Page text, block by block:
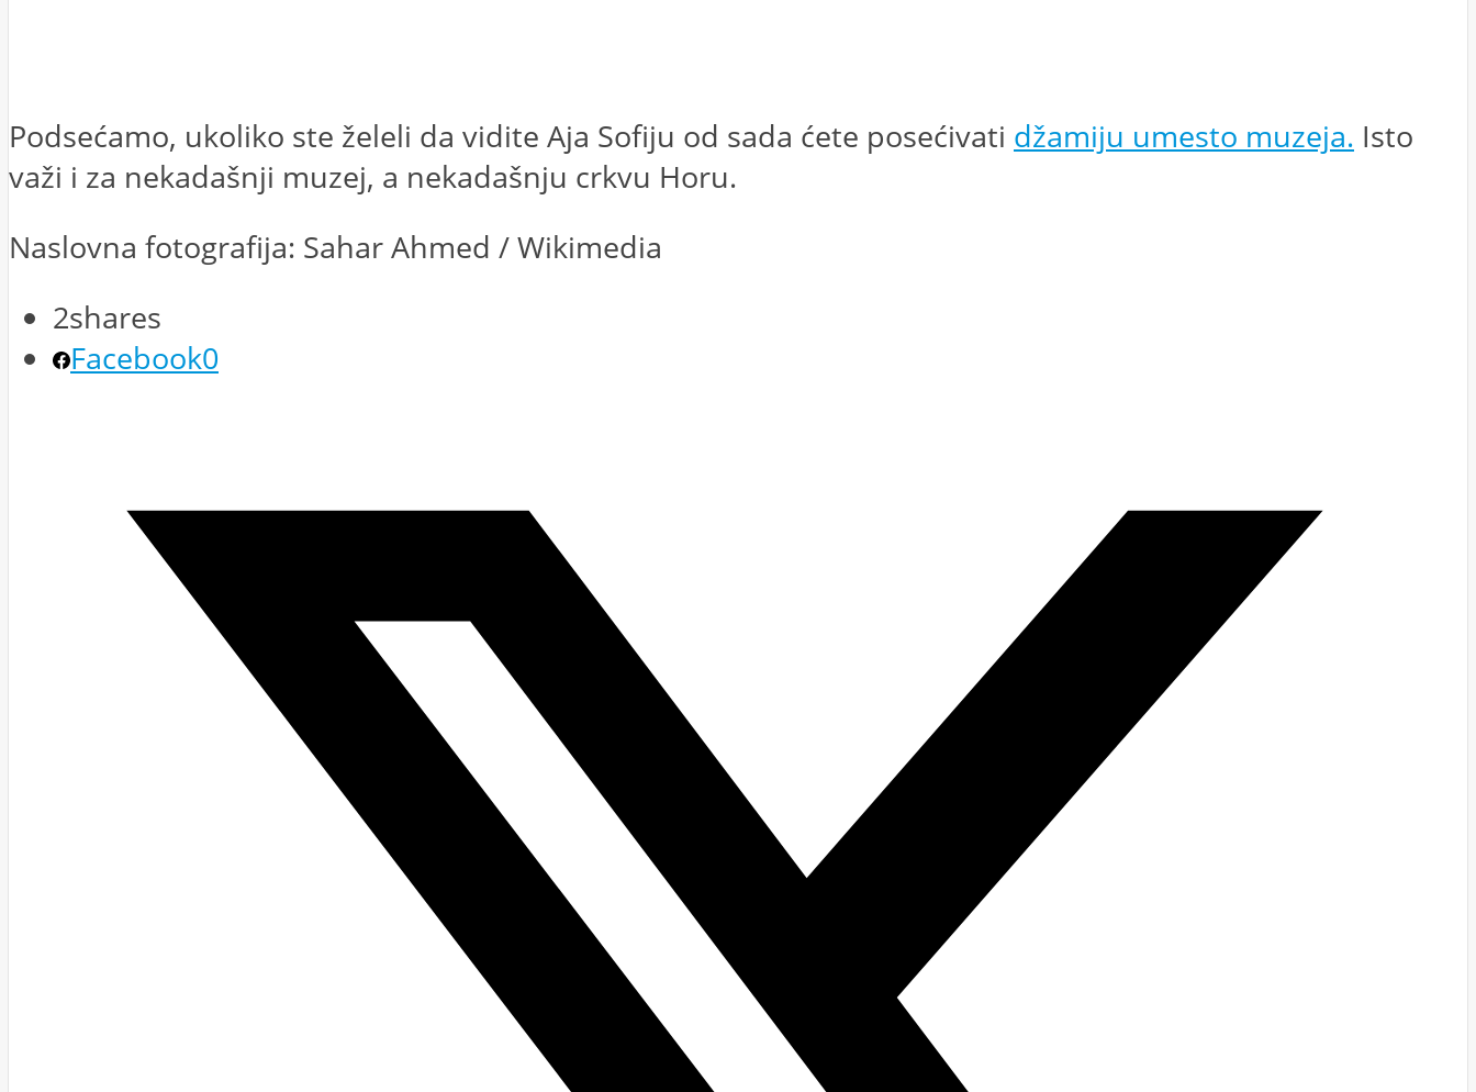
Podsećamo, ukoliko ste želeli da vidite Aja Sofiju od sada ćete posećivati džamiju umesto muzeja. Isto
važi i za nekadašnji muzej, a nekadašnju crkvu Horu.
Naslovna fotografija: Sahar Ahmed / Wikimedia
2shares
Facebook0